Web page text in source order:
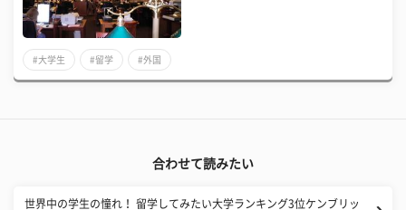
#大学生 #留学 #外国
合わせて読みたい
世界中の学生の憧れ！ 留学してみたい大学ランキング3位ケンブリッ